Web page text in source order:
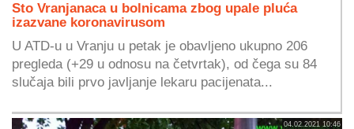
Sto Vranjanaca u bolnicama zbog upale pluća
izazvane koronavirusom
U ATD-u u Vranju u petak je obavljeno ukupno 206
pregleda (+29 u odnosu na četvrtak), od čega su 84
slučaja bili prvo javljanje lekaru pacijenata...
04.02.2021 10:46